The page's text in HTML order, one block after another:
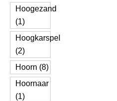
Hoogezand
(1)
Hoogkarspel
(2)
Hoorn (8)
Hoornaar
(1)